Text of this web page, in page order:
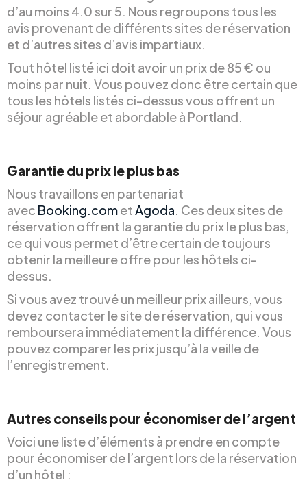
d’au moins 4.0 sur 5. Nous regroupons tous les
avis provenant de différents sites de réservation
et d’autres sites d’avis impartiaux.
Tout hôtel listé ici doit avoir un prix de 85 € ou
moins par nuit. Vous pouvez donc être certain que
tous les hôtels listés ci-dessus vous offrent un
séjour agréable et abordable à Portland.
Garantie du prix le plus bas
Nous travaillons en partenariat
avec Booking.cometAgoda. Ces deux sites de
réservation offrent la garantie du prix le plus bas,
ce qui vous permet d’être certain de toujours
obtenir la meilleure offre pour les hôtels ci-
dessus.
Si vous avez trouvé un meilleur prix ailleurs, vous
devez contacter le site de réservation, qui vous
remboursera immédiatement la différence. Vous
pouvez comparer les prix jusqu’à la veille de
l’enregistrement.
Autres conseils pour économiser de l’argent
Voici une liste d’éléments à prendre en compte
pour économiser de l’argent lors de la réservation
d’un hôtel :